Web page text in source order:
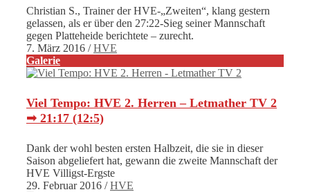
Christian S., Trainer der HVE-„Zweiten“, klang gestern
gelassen, als er über den 27:22-Sieg seiner Mannschaft
gegen Platteheide berichtete – zurecht.
7. März 2016 /HVE
Galerie
Viel Tempo: HVE 2. Herren – Letmather TV 2
➟ 21:17 (12:5)
Dank der wohl besten ersten Halbzeit, die sie in dieser
Saison abgeliefert hat, gewann die zweite Mannschaft der
HVE Villigst-Ergste
29. Februar 2016 /HVE